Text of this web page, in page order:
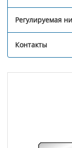
Регулируемая
Контакты